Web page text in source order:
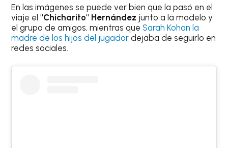
En las imágenes se puede ver bien que la pasó en el
viaje el"Chicharito" Hernández junto a la modelo y
el grupo de amigos, mientras queSarah Kohan la
madre de los hijos del jugadordejaba de seguirlo en
redes sociales.